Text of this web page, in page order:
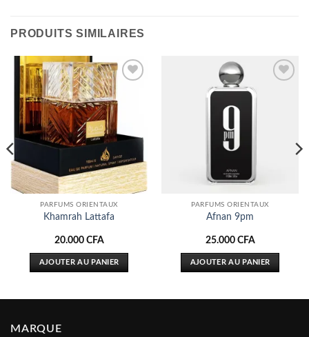
PRODUITS SIMILAIRES
Ajouter
à la liste
d’envies
PARFUMS ORIENTAUX
Khamrah Lattafa
20.000 CFA
AJOUTER AU PANIER
PARFUMS ORIENTAUX
Afnan 9pm
25.000 CFA
AJOUTER AU PANIER
MARQUE